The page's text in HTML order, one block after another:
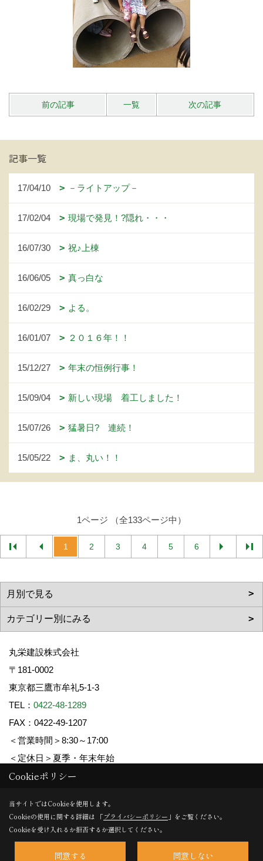
前の記事 一覧 次の記事
記事一覧
17/04/10 －ライトアップ－
17/02/04 現場で発見！?隠れ・・・
16/07/30 祝♪上棟
16/06/05 真っ白な
16/02/29 よる。
16/01/07 ２０１６年！！
15/12/27 年末の恒例行事！
15/09/04 新しい現場 着工しました！
15/07/26 猛暑日? 連続！
15/05/22 ま、丸い！！
1ページ （全133ページ中）
1 2 3 4 5 6
丸栄建設株式会社
〒181-0002
東京都三鷹市牟礼5-1-3
TEL： 0422-48-1289
FAX：0422-49-1207
＜営業時間＞8:30～17:00
＜定休日＞夏季・年末年始
Copyright (c) 丸栄建設. All Rights Reserved.
Produced byゴデスクリエイト
Cookieポリシー
当サイトではCookieを使用します。
Cookieの使用に関する詳細は 「プライバシーポリシー 」をご覧ください。
Cookieを受け入れるか拒否するか選択してください。
同意する 同意しない